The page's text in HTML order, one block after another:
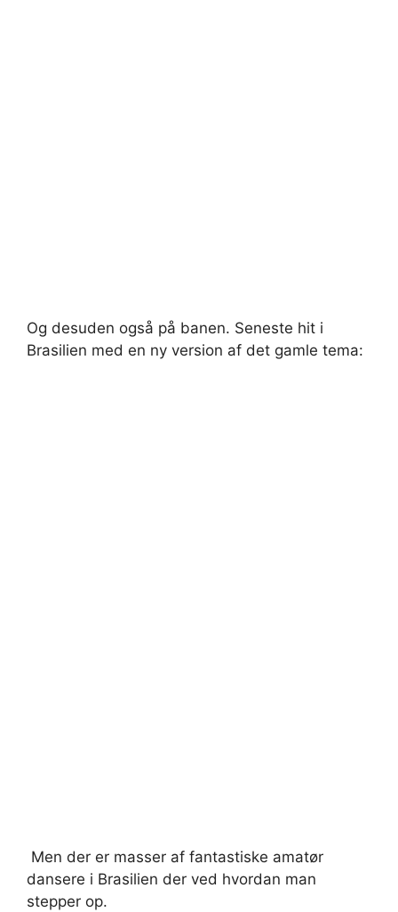
Og desuden også på banen. Seneste hit i
Brasilien med en ny version af det gamle tema:
Men der er masser af fantastiske amatør
dansere i Brasilien der ved hvordan man
stepper op.